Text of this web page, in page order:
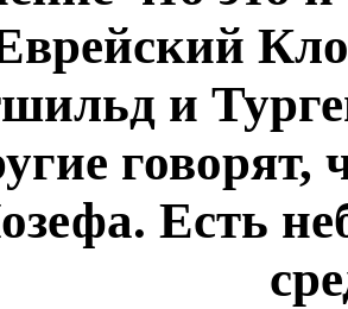
и
говорят,
Есть